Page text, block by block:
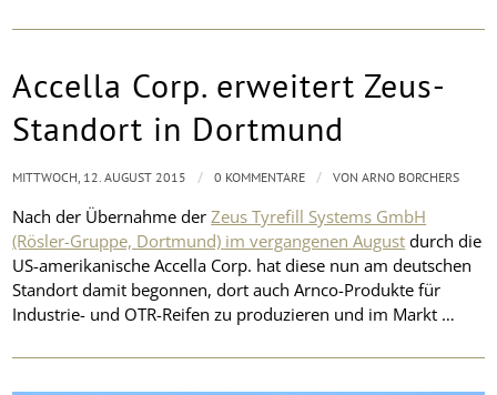
Accella Corp. erweitert Zeus-
Standort in Dortmund
Nach der Übernahme derZeus Tyrefill Systems GmbH
(Rösler-Gruppe, Dortmund) im vergangenen August durch die
US-amerikanische Accella Corp. hat diese nun am deutschen
Standort damit begonnen, dort auch Arnco-Produkte für
Industrie- und OTR-Reifen zu produzieren und im Markt …
MITTWOCH, 12. AUGUST 2015 / 0 KOMMENTARE / VONARNO BORCHERS